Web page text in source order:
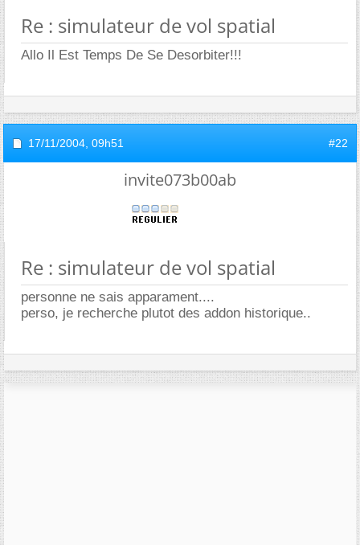
Re : simulateur de vol spatial
Allo Il Est Temps De Se Desorbiter!!!
17/11/2004, 09h51 #22
invite073b00ab
Re : simulateur de vol spatial
personne ne sais apparament....
perso, je recherche plutot des addon historique..